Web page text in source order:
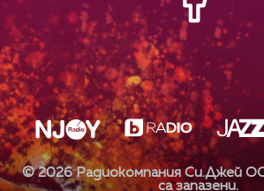
©2026Радиокомпания Си.Джей
са запазени.